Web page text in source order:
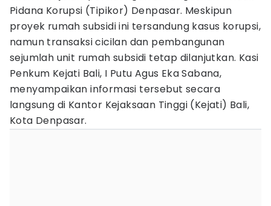
Pidana Korupsi (Tipikor) Denpasar. Meskipun
proyek rumah subsidi ini tersandung kasus korupsi,
namun transaksi cicilan dan pembangunan
sejumlah unit rumah subsidi tetap dilanjutkan. Kasi
Penkum Kejati Bali, I Putu Agus Eka Sabana,
menyampaikan informasi tersebut secara
langsung di Kantor Kejaksaan Tinggi (Kejati) Bali,
Kota Denpasar.